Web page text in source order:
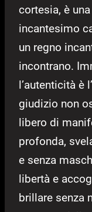
cortesia, è
incantesimo
un regno
incontrano.
l’autenticità è
giudizio non
libero di
profonda,
e senza
libertà e
brillare senza